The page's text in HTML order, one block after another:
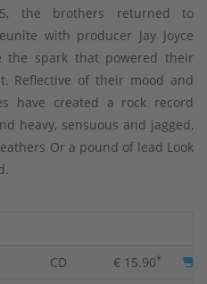
the brothers returned to
with producer Jay Joyce
the spark that powered their
Reflective of their mood and
have created a rock record
heavy, sensuous and jagged,
Or a pound of lead Look
CD € 15.90*